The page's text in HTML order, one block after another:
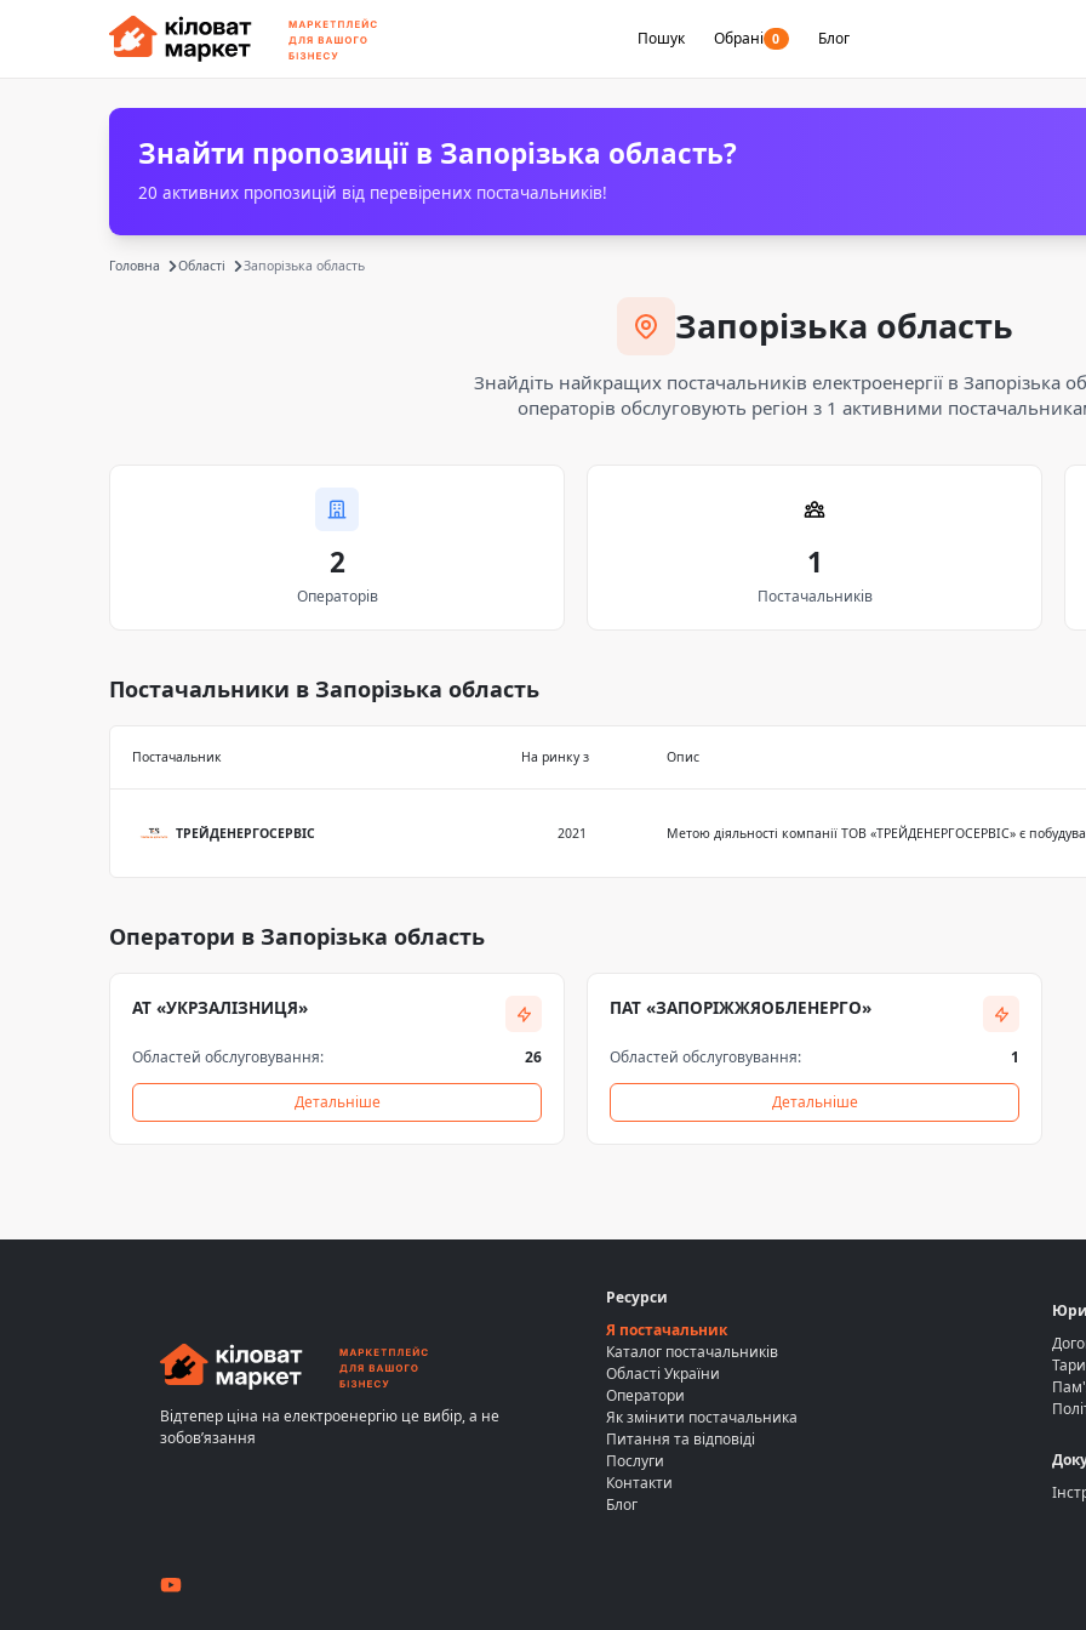
Пошук Обрані 0 Блог
Знайти пропозиції в Запорізька область?
20 активних пропозицій від перевірених постачальників!
Головна Області Запорізька область
Запорізька область
Знайдіть найкращих постачальників електроенергії в Запорізька
операторів обслуговують регіон з 1 активними
2
Операторів
1
Постачальників
Постачальники в Запорізька область
Постачальник На ринку з Опис
ТРЕЙДЕНЕРГОСЕРВІС 2021
Оператори в Запорізька область
АТ «УКРЗАЛІЗНИЦЯ»
Областей обслуговування: 26
Детальніше
ПАТ «ЗАПОРІЖЖЯОБЛЕНЕРГО»
Областей обслуговування: 1
Детальніше
Відтепер ціна на електроенергію це вибір, а не
зобов’язання
Ресурси
Я постачальник
Каталог постачальників
Області України
Оператори
Як змінити постачальника
Питання та відповіді
Послуги
Контакти
Блог